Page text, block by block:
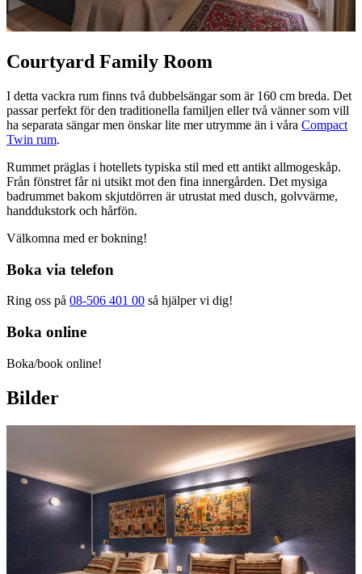
Courtyard Family Room
I detta vackra rum finns två dubbelsängar som är 160 cm breda. Det
passar perfekt för den traditionella familjen eller två vänner som vill
ha separata sängar men önskar lite mer utrymme än i våra Compact
Twin rum.
Rummet präglas i hotellets typiska stil med ett antikt allmogeskåp.
Från fönstret får ni utsikt mot den fina innergården. Det mysiga
badrummet bakom skjutdörren är utrustat med dusch, golvvärme,
handdukstork och hårfön.
Välkomna med er bokning!
Boka via telefon
Ring oss på 08-506 401 00 så hjälper vi dig!
Boka online
Boka/book online!
Bilder